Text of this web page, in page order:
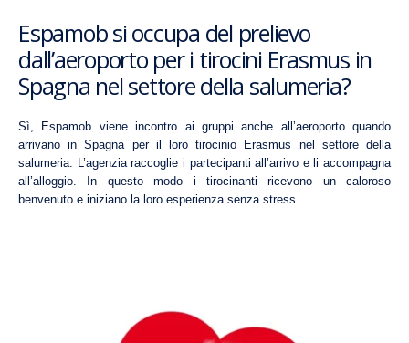
Espamob si occupa del prelievo
dall’aeroporto per i tirocini Erasmus in
Spagna nel settore della salumeria?
Sì, Espamob viene incontro ai gruppi anche all’aeroporto quando
arrivano in Spagna per il loro tirocinio Erasmus nel settore della
salumeria. L’agenzia raccoglie i partecipanti all’arrivo e li accompagna
all’alloggio. In questo modo i tirocinanti ricevono un caloroso
benvenuto e iniziano la loro esperienza senza stress.